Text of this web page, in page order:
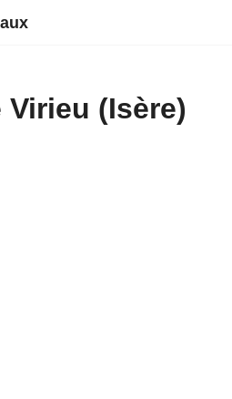
Virieu (Isère)